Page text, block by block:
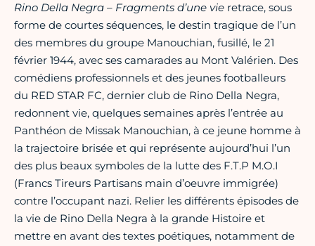
Rino Della Negra – Fragments d’une vie retrace, sous
forme de courtes séquences, le destin tragique de l’un
des membres du groupe Manouchian, fusillé, le 21
février 1944, avec ses camarades au Mont Valérien. Des
comédiens professionnels et des jeunes footballeurs
du RED STAR FC, dernier club de Rino Della Negra,
redonnent vie, quelques semaines après l’entrée au
Panthéon de Missak Manouchian, à ce jeune homme à
la trajectoire brisée et qui représente aujourd’hui l’un
des plus beaux symboles de la lutte des F.T.P M.O.I
(Francs Tireurs Partisans main d’oeuvre immigrée)
contre l’occupant nazi. Relier les différents épisodes de
la vie de Rino Della Negra à la grande Histoire et
mettre en avant des textes poétiques, notamment de